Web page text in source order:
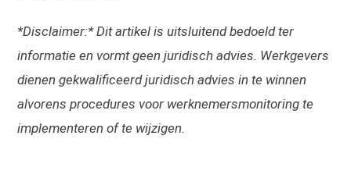
*Disclaimer:* Dit artikel is uitsluitend bedoeld ter
informatie en vormt geen juridisch advies. Werkgevers
dienen gekwalificeerd juridisch advies in te winnen
alvorens procedures voor werknemersmonitoring te
implementeren of te wijzigen.